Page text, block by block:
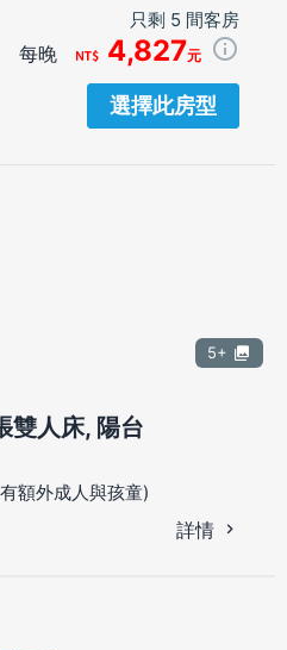
只剩 5 間客房
每晚 4,827元
選擇此房型
5+
雙人床, 陽台
額外成人與孩童)
詳情